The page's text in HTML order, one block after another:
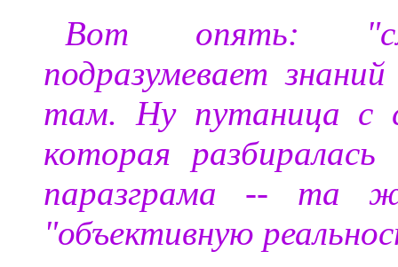
Вот опять:
подразумевает
там. Ну путаница с
которая
паразграма -- та
"объективную